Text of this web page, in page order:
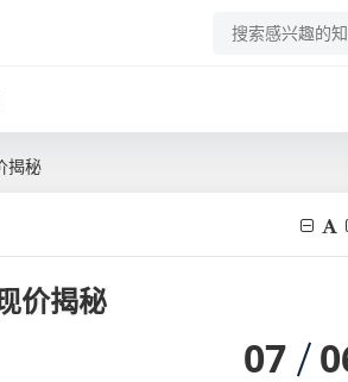
揭秘
价揭秘
07